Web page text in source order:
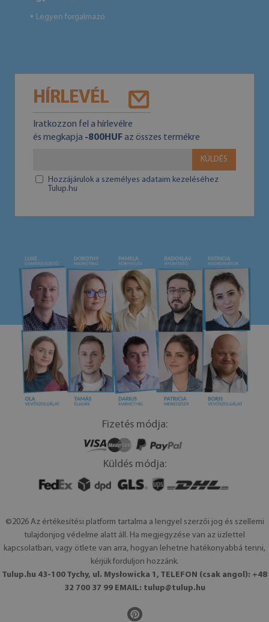
● Legyen forgalmazó
HÍRLEVÉL
Iratkozzon fel a hírlevélre
és megkapja -800HUFaz összes termékre
KÜLDÉS
Hozzájárulok a személyes adataim kezeléséhez
Tulup.hu
Fizetés módja:
Küldés módja:
©2026 Az értékesítési platform tartalma a lengyel szerzői jog és szellemi
tulajdonjog védelme alatt áll. Ha megjegyzése van az üzlettel
kapcsolatban, vagy ötlete van arra, hogyan lehetne hatékonyabbá tenni,
kérjük forduljon hozzánk.
Tulup.hu 43-100 Tychy, ul. Mysłowicka 1, TELEFON (csak angol): +48
32 700 37 99 EMAIL: tulup@tulup.hu